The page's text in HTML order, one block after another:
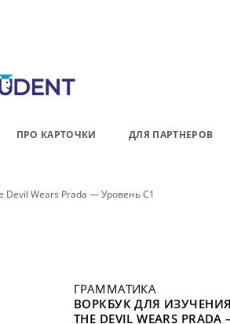
ПРО КАРТОЧКИ ДЛЯ ПАРТНЕРОВ
Devil Wears Prada — Уровень С1
ГРАММАТИКА
ВОРКБУК ДЛЯ
THE DEVIL WEARS